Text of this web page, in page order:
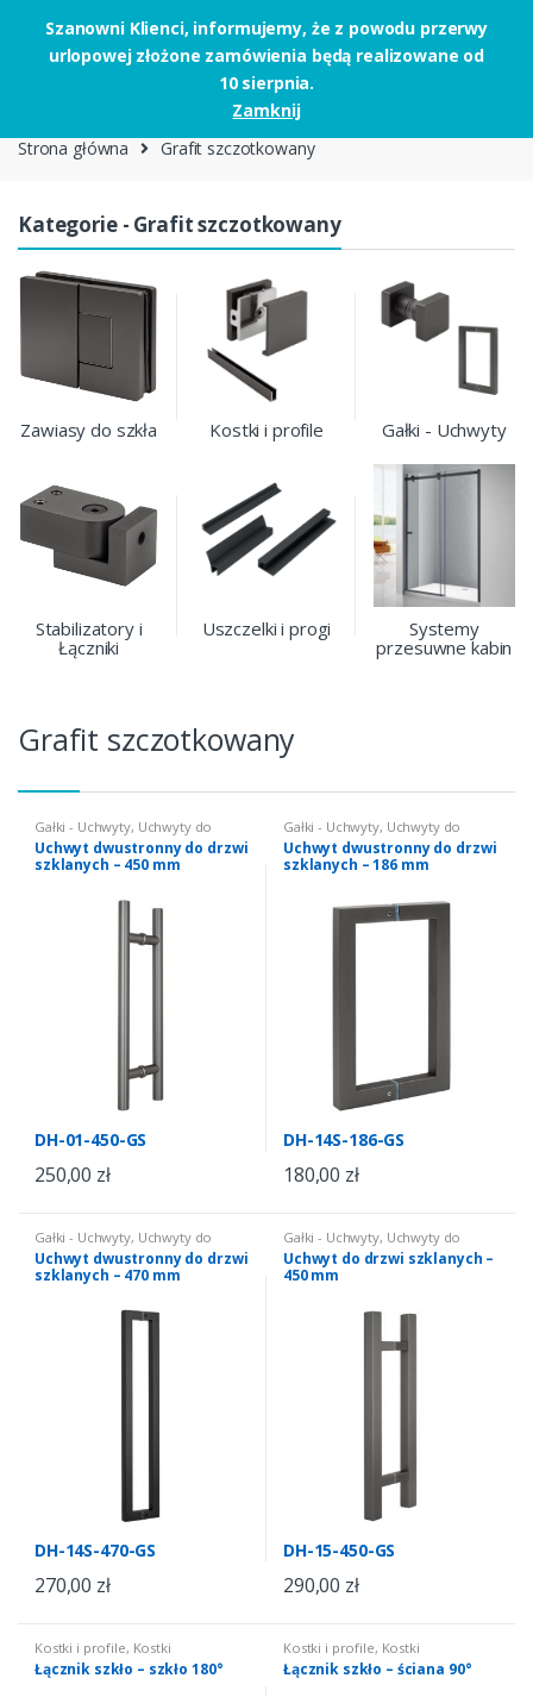
Skip to navigation
Skip to content
Strona główna Grafit szczotkowany
Kategorie - Grafit szczotkowany
Zawiasy do szkła Kostki i profile Gałki - Uchwyty
Stabilizatory i
Łączniki
Uszczelki i progi
Systemy
przesuwne kabin
Grafit szczotkowany
Gałki - Uchwyty, Uchwyty do
drzwi szklanych
Uchwyt dwustronny do drzwi
szklanych – 450 mm
DH-01-450-GS
250,00 zł
Gałki - Uchwyty, Uchwyty do
drzwi szklanych
Uchwyt dwustronny do drzwi
szklanych – 186 mm
DH-14S-186-GS
180,00 zł
Gałki - Uchwyty, Uchwyty do
drzwi szklanych
Uchwyt dwustronny do drzwi
szklanych – 470 mm
DH-14S-470-GS
270,00 zł
Gałki - Uchwyty, Uchwyty do
drzwi szklanych
Uchwyt do drzwi szklanych –
450 mm
DH-15-450-GS
290,00 zł
Kostki i profile, Kostki
montażowe do kabin
Łącznik szkło – szkło 180°
Kostki i profile, Kostki
montażowe do kabin
Łącznik szkło – ściana 90°
Szanowni Klienci, informujemy, że z powodu przerwy
urlopowej złożone zamówienia będą realizowane od
10 sierpnia.
Zamknij